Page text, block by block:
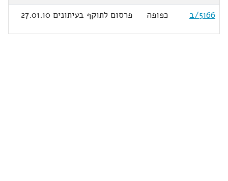
5166/ב
כפופה פרסום לתוקף בעיתונים 27.01.10